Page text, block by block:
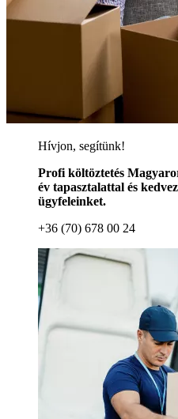
Hívjon, segítünk!
Profi költöztetés
év tapasztalattal és
ügyfeleinket.
+36 (70) 678 00 24